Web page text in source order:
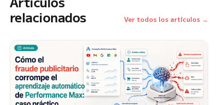
relacionados
Ver todos los artículos →